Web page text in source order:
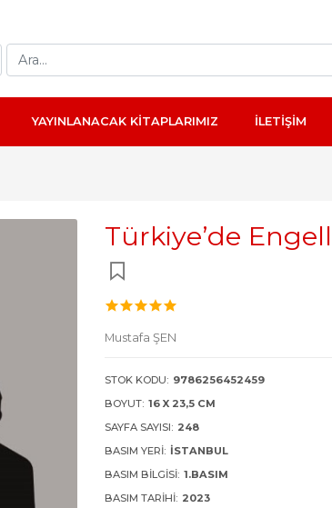
YAYINLANACAK KİTAPLARIMIZ İLETİŞİM
Türkiye’de
Mustafa ŞEN
STOK KODU: 9786256452459
BOYUT: 16 X 23,5 CM
SAYFA SAYISI: 248
BASIM YERI: İSTANBUL
BASIM BILGISI: 1.BASIM
BASIM TARIHI: 2023